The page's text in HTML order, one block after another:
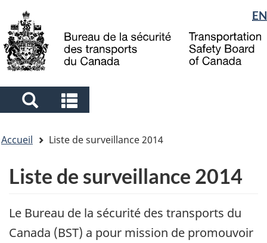
to
main
to
"About
government"
à
la
Sélection
de
la
langue
EN
Search
and
menus
and
menus
êtes
ici
Accueil Liste de surveillance 2014
Liste de surveillance 2014
Le Bureau de la sécurité des transports du
Canada (BST) a pour mission de promouvoir